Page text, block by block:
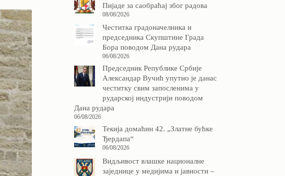
Пијаде за саобраћај због радова
08/08/2026
Честитка градоначелника и
председника Скупштине Града
Бора поводом Дана рудара
06/08/2026
Председник Републике Србије
Александар Вучић упутио је данас
честитку свим запосленима у
рударској индустрији поводом
Дана рудара
06/08/2026
Текија домаћин 42. „Златне бућке
Ђердапа“
06/08/2026
Видљивост влашке националне
заједнице у медијима и јавности –